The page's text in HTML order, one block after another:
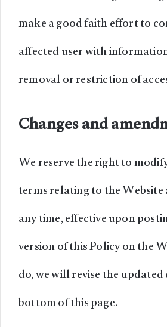
make a good faith effort to
affected user with
removal or restriction of
Changes and
We reserve the right to
terms relating to the
any time, effective upon
version of this Policy on the
do, we will revise the
bottom of this page.